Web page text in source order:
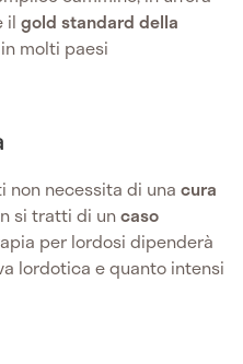
il gold standard della
in molti paesi
non necessita di una cura
si tratti di uncaso
per lordosi dipenderà
lordotica e quanto intensi